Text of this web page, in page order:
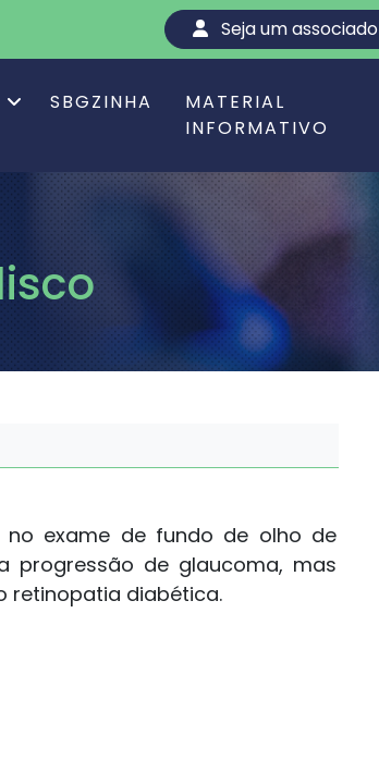
Seja um associado
SBGZINHA
MATERIAL
INFORMATIVO
exame de fundo de olho de
progressão de glaucoma, mas
retinopatia diabética.